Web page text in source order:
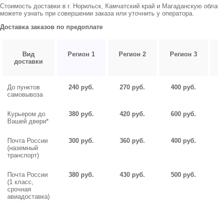
Стоимость доставки в г. Норильск, Камчатский край и Магаданскую
можете узнать при совершении заказа или уточнить у оператора.
Доставка заказов по предоплате
Вид
доставки
Регион 1 Регион 2 Регион 3
До пунктов
самовывоза
240 руб. 270 руб. 400 руб.
Курьером до
Вашей двери*
380 руб. 420 руб. 600 руб.
Почта России
(наземный
транспорт)
300 руб. 360 руб. 400 руб.
Почта России
(1 класс,
срочная
авиадоставка)
380 руб. 430 руб. 500 руб.